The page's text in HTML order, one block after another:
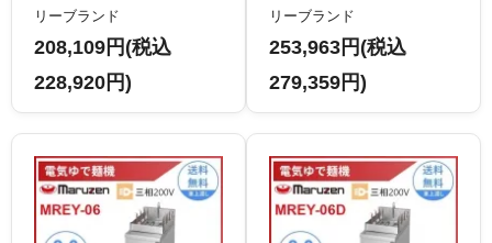
リーブランド
208,109円(税込
228,920円)
リーブランド
253,963円(税込
279,359円)